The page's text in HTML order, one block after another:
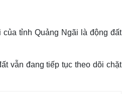
tỉnh Quảng Ngãi là động đất
vẫn đang tiếp tục theo dõi chặt